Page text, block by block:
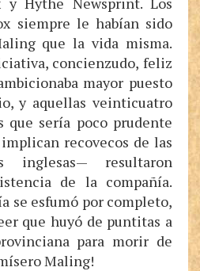
siempre le habían sido
que la vida misma.
concienzudo, feliz
mayor puesto
y aquellas veinticuatro
que sería poco prudente
recovecos de las
inglesas— resultaron
de la compañía.
se esfumó por completo,
que huyó de puntitas a
para morir de
Maling!